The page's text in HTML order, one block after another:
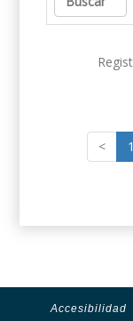
< 1
Accesibilidad